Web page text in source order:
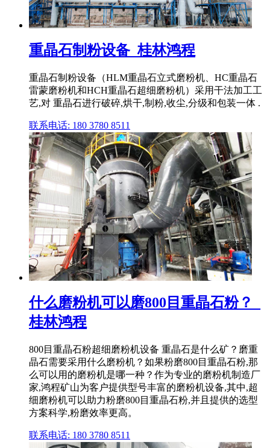
重晶石制粉设备_桂林鸿程
重晶石制粉设备（HLM重晶石立式磨粉机、HC重晶石
雷蒙磨粉机和HCH重晶石超细磨粉机）采用干法加工工
艺,对 重晶石进行破碎,烘干,制粉,收尘,分级和包装一体 .
联系电话: 180 3780 8511
什么磨粉机可以磨800目重晶石粉？_
桂林鸿程
800目重晶石粉超细磨粉机设备 重晶石是什么矿？磨重
晶石需要采用什么磨粉机？如果粉磨800目重晶石粉,那
么可以用的磨粉机是哪一种？作为专业的磨粉机制造厂
家,鸿程矿山为客户提供型号丰富的磨粉机设备,其中,超
细磨粉机可以助力粉磨800目重晶石粉,并且提供的选型
方案科学,粉磨效率更高。
联系电话: 180 3780 8511